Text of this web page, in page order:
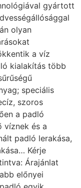
gyártott
olyan
a víz
kialakítás több
speciális
szoros
a padló
víznek és a
padló lerakása,
Kérje
Árajánlat
előnyei